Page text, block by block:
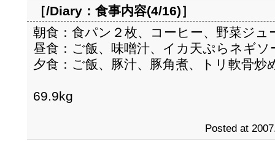
［/Diary： 食事内容(4/16)］
朝食：食パン２枚、コーヒー、野菜ジュ
昼食：ご飯、味噌汁、イカ天ぷらネギソ
夕食：ご飯、豚汁、豚角煮、トリ軟骨炒
69.9kg
Posted at